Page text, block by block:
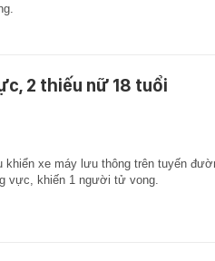
2 thiếu nữ 18 tuổi
khiển xe máy lưu thông trên tuyến
vực, khiến 1 người tử vong.